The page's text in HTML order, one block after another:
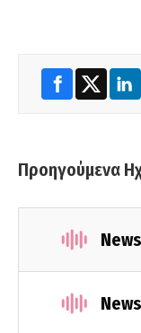
Προηγούμενα